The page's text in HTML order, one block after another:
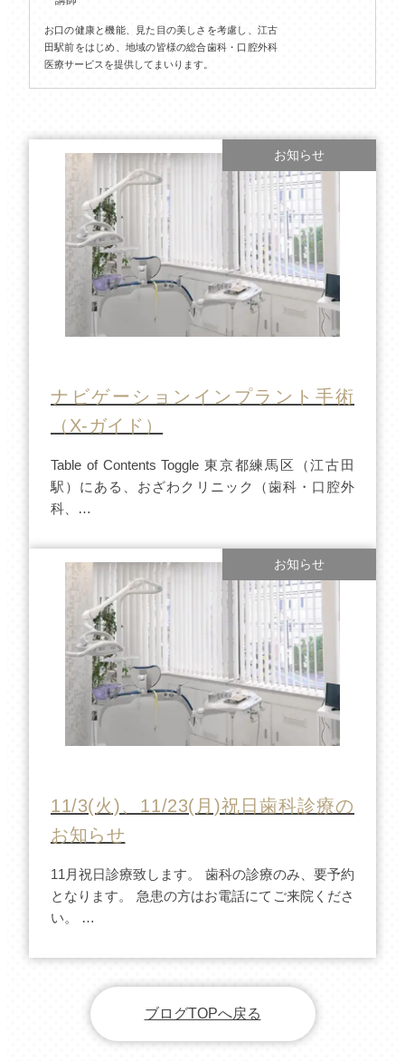
お口の健康と機能、見た目の美しさを考慮し、江古
田駅前をはじめ、地域の皆様の総合歯科・口腔外科
医療サービスを提供してまいります。
お知らせ
ナビゲーションインプラント手術
（X-ガイド）
Table of Contents Toggle 東京都練馬区（江古田
駅）にある、おざわクリニック（歯科・口腔外
科、…
お知らせ
11/3(火)、11/23(月)祝日歯科診療の
お知らせ
11月祝日診療致します。 歯科の診療のみ、要予約
となります。 急患の方はお電話にてご来院くださ
い。 …
ブログTOPへ戻る